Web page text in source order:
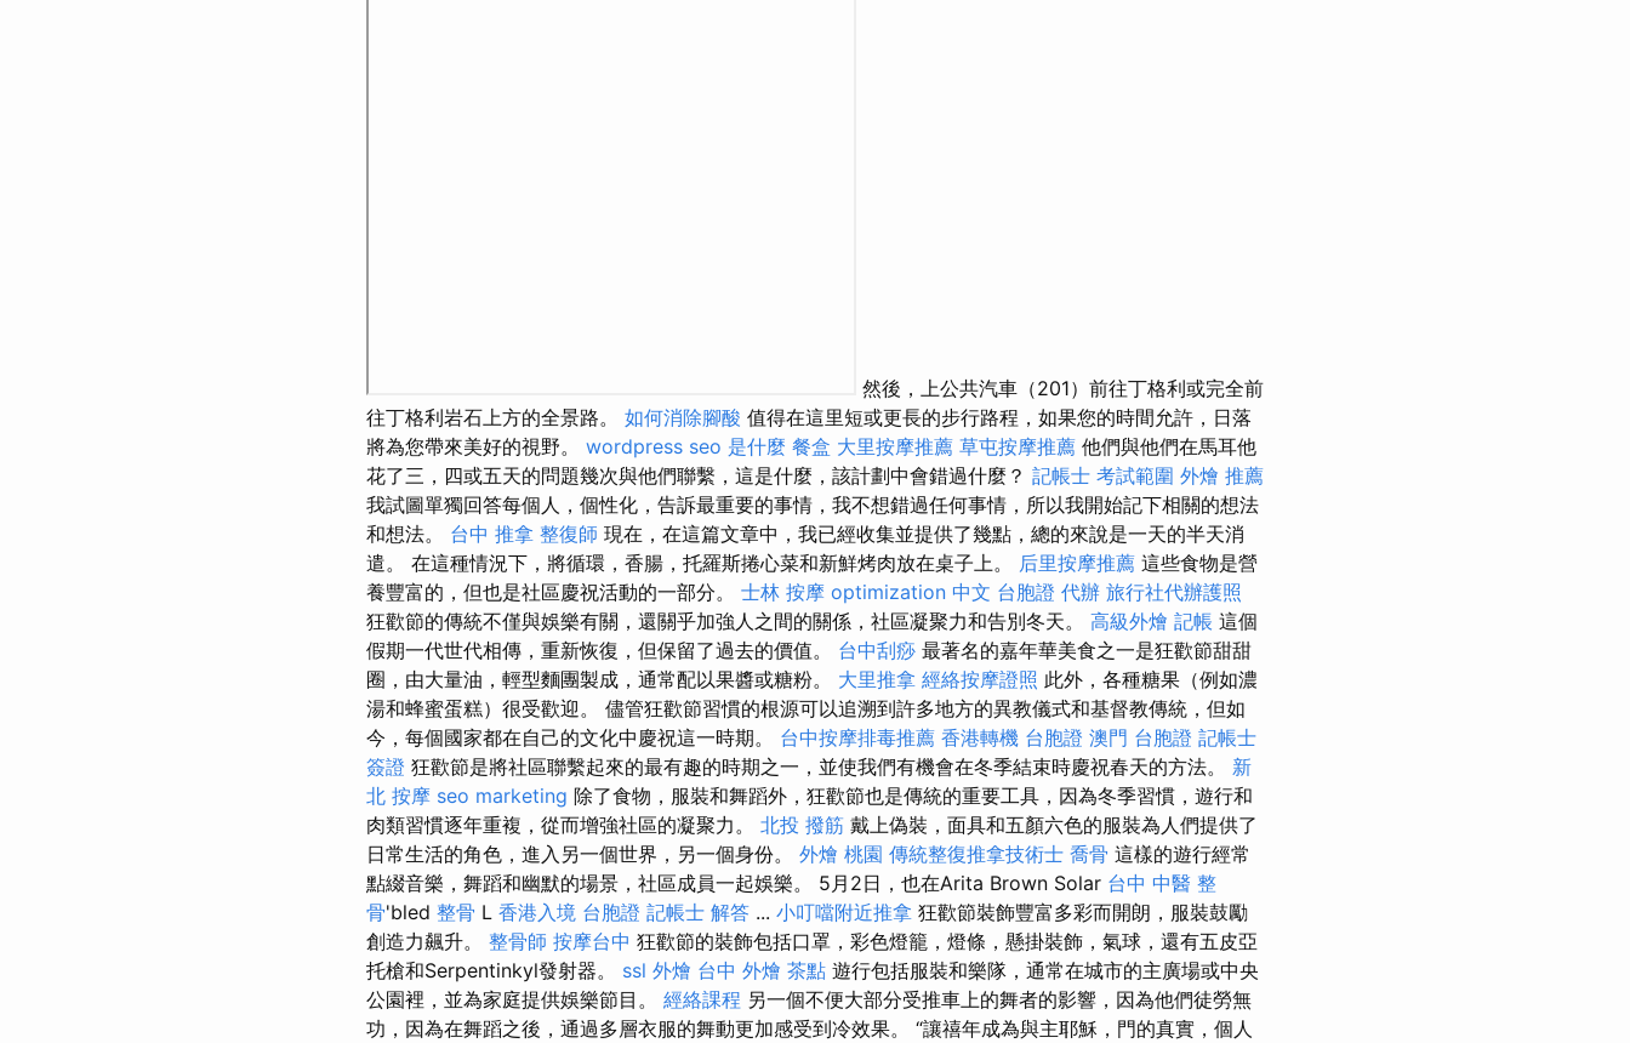
然後，上公共汽車（201）前往丁格利或完全前
往丁格利岩石上方的全景路。 如何消除腳酸 值得在這里短或更長的步行路程，如果您的時間允許，日落
將為您帶來美好的視野。 wordpress seo 是什麼 餐盒 大里按摩推薦 草屯按摩推薦 他們與他們在馬耳他
花了三，四或五天的問題幾次與他們聯繫，這是什麼，該計劃中會錯過什麼？ 記帳士 考試範圍 外燴 推薦
我試圖單獨回答每個人，個性化，告訴最重要的事情，我不想錯過任何事情，所以我開始記下相關的想法
和想法。 台中 推拿 整復師 現在，在這篇文章中，我已經收集並提供了幾點，總的來說是一天的半天消
遣。 在這種情況下，將循環，香腸，托羅斯捲心菜和新鮮烤肉放在桌子上。 后里按摩推薦 這些食物是營
養豐富的，但也是社區慶祝活動的一部分。 士林 按摩 optimization 中文 台胞證 代辦 旅行社代辦護照
狂歡節的傳統不僅與娛樂有關，還關乎加強人之間的關係，社區凝聚力和告別冬天。 高級外燴 記帳 這個
假期一代世代相傳，重新恢復，但保留了過去的價值。 台中刮痧 最著名的嘉年華美食之一是狂歡節甜甜
圈，由大量油，輕型麵團製成，通常配以果醬或糖粉。 大里推拿 經絡按摩證照 此外，各種糖果（例如濃
湯和蜂蜜蛋糕）很受歡迎。 儘管狂歡節習慣的根源可以追溯到許多地方的異教儀式和基督教傳統，但如
今，每個國家都在自己的文化中慶祝這一時期。 台中按摩排毒推薦 香港轉機 台胞證 澳門 台胞證 記帳士
簽證 狂歡節是將社區聯繫起來的最有趣的時期之一，並使我們有機會在冬季結束時慶祝春天的方法。 新
北 按摩 seo marketing 除了食物，服裝和舞蹈外，狂歡節也是傳統的重要工具，因為冬季習慣，遊行和
肉類習慣逐年重複，從而增強社區的凝聚力。 北投 撥筋 戴上偽裝，面具和五顏六色的服裝為人們提供了
日常生活的角色，進入另一個世界，另一個身份。 外燴 桃園 傳統整復推拿技術士 喬骨 這樣的遊行經常
點綴音樂，舞蹈和幽默的場景，社區成員一起娛樂。 5月2日，也在Arita Brown Solar 台中 中醫 整
骨'bled 整骨 L 香港入境 台胞證 記帳士 解答 ... 小叮噹附近推拿 狂歡節裝飾豐富多彩而開朗，服裝鼓勵
創造力飆升。 整骨師 按摩台中 狂歡節的裝飾包括口罩，彩色燈籠，燈條，懸掛裝飾，氣球，還有五皮亞
托槍和Serpentinkyl發射器。 ssl 外燴 台中 外燴 茶點 遊行包括服裝和樂隊，通常在城市的主廣場或中央
公園裡，並為家庭提供娛樂節目。 經絡課程 另一個不便大部分受推車上的舞者的影響，因為他們徒勞無
功，因為在舞蹈之後，通過多層衣服的舞動更加感受到冷效果。 “讓禧年成為與主耶穌，門的真實，個人